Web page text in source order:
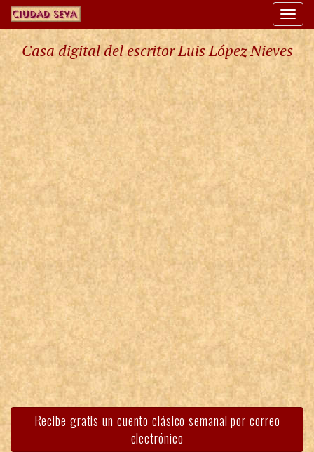
Casa digital del escritor Luis López Nieves
Recibe gratis un cuento clásico semanal por correo
electrónico